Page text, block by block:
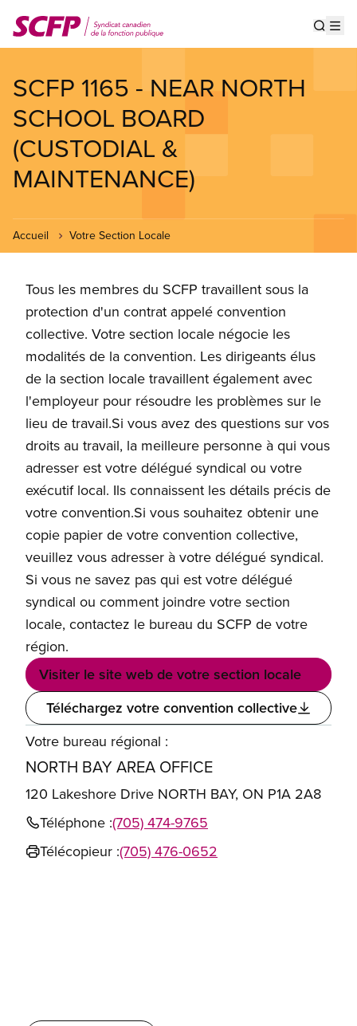
au
contenu
SCFP 1165 - NEAR NORTH
SCHOOL BOARD
(CUSTODIAL &
MAINTENANCE)
Accueil Votre Section Locale
Tous les membres du SCFP travaillent sous la
protection d'un contrat appelé convention
collective. Votre section locale négocie les
modalités de la convention. Les dirigeants élus
de la section locale travaillent également avec
l'employeur pour résoudre les problèmes sur le
lieu de travail.Si vous avez des questions sur vos
droits au travail, la meilleure personne à qui vous
adresser est votre délégué syndical ou votre
exécutif local. Ils connaissent les détails précis de
votre convention.Si vous souhaitez obtenir une
copie papier de votre convention collective,
veuillez vous adresser à votre délégué syndical.
Si vous ne savez pas qui est votre délégué
syndical ou comment joindre votre section
locale, contactez le bureau du SCFP de votre
région.
Visiter le site web de votre section locale
Téléchargez votre convention collective
Votre bureau régional :
NORTH BAY AREA OFFICE
120 Lakeshore Drive NORTH BAY, ON P1A 2A8
Téléphone :(705) 474-9765
Télécopieur :(705) 476-0652